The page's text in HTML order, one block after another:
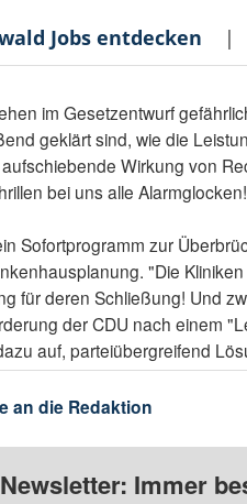
Jobs entdecken |
im Gesetzentwurf
geklärt sind, wie die
Wirkung von
bei uns alle
Sofortprogramm zur
"Die
für deren Schließung! Und
der CDU nach einem
auf, parteiübergreifend
an die Redaktion
Immer